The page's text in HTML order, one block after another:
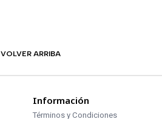
VOLVER ARRIBA
Información
Términos y Condiciones